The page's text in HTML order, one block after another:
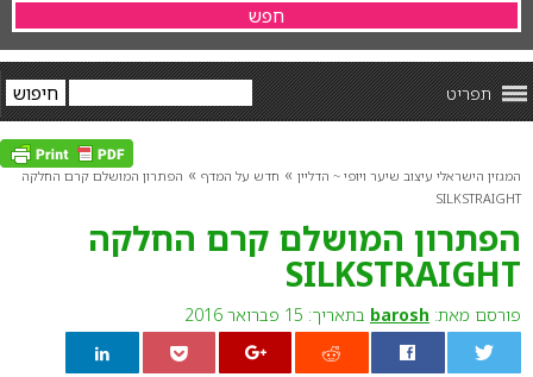
תפריט
המגזין הישראלי עיצוב שיער ויופי ~ הדליין » חדש על המדף » הפתרון המושלם קרם החלקה
SILKSTRAIGHT
הפתרון המושלם קרם החלקה
SILKSTRAIGHT
פורסם מאת: barosh בתאריך: 15 פברואר 2016